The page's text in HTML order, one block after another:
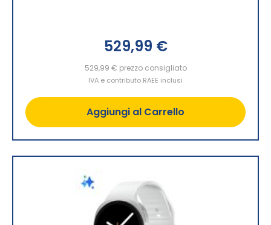
529,99 €
529,99 € prezzo consigliato
IVA e contributo RAEE inclusi
Aggiungi al Carrello